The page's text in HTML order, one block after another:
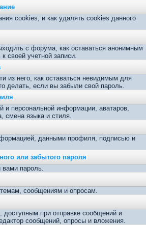
cookies, и как удалять cookies данного
с форума, как оставаться анонимным
своей учетной записи.
из него, как оставаться невидимым для
делать, если вы забыли свой пароль.
и персональной информации, аватаров,
смена языка и стиля.
данными профиля, подписью и
или забытого пароля
вами пароль.
сообщениям и опросам.
доступным при отправке сообщений и
сообщений, опросы и вложения.